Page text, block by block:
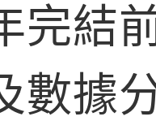
完結
數據